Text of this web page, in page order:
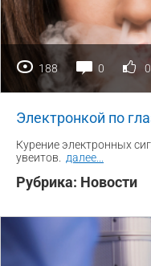
188 0 0
Электронкой по
Курение электронных
увеитов.
далее
Рубрика: Новости